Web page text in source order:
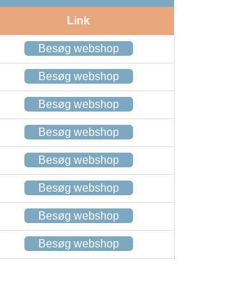
Link
Besøg webshop
Besøg webshop
Besøg webshop
Besøg webshop
Besøg webshop
Besøg webshop
Besøg webshop
Besøg webshop